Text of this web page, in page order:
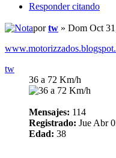
Responder citando
portw » Dom Oct
tw
36 a 72 Km/h
Mensajes: 114
Registrado: Jue Abr
Edad: 38